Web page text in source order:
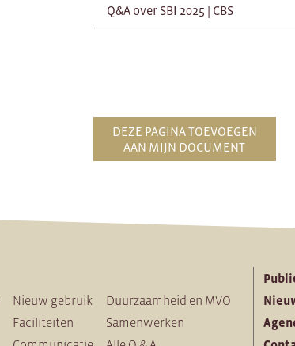
Q&A over SBI 2025 | CBS
DEZE PAGINA TOEVOEGEN
AAN MIJN DOCUMENT
Nieuw gebruik
Faciliteiten
Duurzaamheid en MVO
Samenwerken